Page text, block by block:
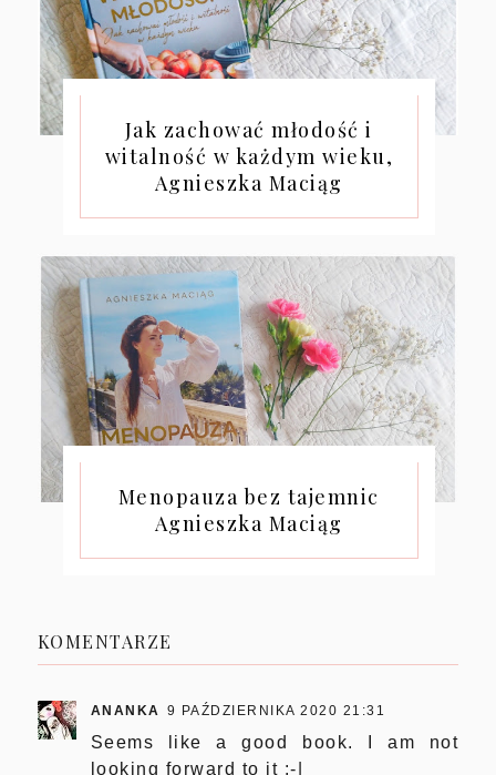
Jak zachować młodość i
witalność w każdym wieku,
Agnieszka Maciąg
Menopauza bez tajemnic
Agnieszka Maciąg
KOMENTARZE
ANANKA 9 PAŹDZIERNIKA 2020 21:31
Seems like a good book. I am not
looking forward to it :-|